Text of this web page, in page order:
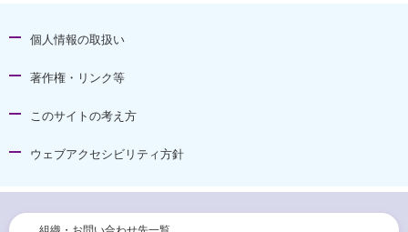
個人情報の取扱い
著作権・リンク等
このサイトの考え方
ウェブアクセシビリティ方針